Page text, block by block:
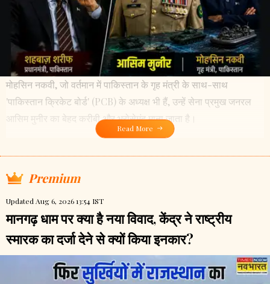
मोहसिन नकवी, जो वर्तमान में पाकिस्तान के गृह मंत्री के साथ-साथ
'पाकिस्तान क्रिकेट बोर्ड' (PCB) के अध्यक्ष भी हैं, उन्हें सेना प्रमुख जनरल
आसिम मुनीर का बेहद करीबी और भरोसेमंद माना जाता है।
Read More
Premium
Updated Aug 6, 2026 13:54 IST
मानगढ़ धाम पर क्या है नया विवाद, केंद्र ने राष्ट्रीय
स्मारक का दर्जा देने से क्यों किया इनकार?